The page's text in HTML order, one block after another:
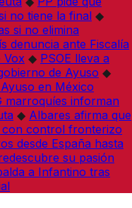
no tiene la final ◆
si no elimina
denuncia ante Fiscalía
Vox ◆ PSOE lleva a
de Ayuso ◆
en México
marroquíes informan
◆ Albares afirma que
con control fronterizo
desde España hasta
su pasión
a Infantino tras